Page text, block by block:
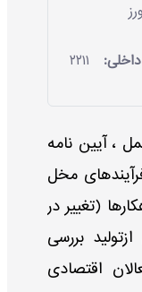
داخلی: ۲۲۱۱
، آیین نامه
مخل
(تغییر در
بررسی
اقتصادی